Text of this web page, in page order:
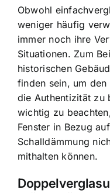
Obwohl
weniger häufig
immer noch ihre
Situationen. Zum
historischen
finden sein, um
die Authentizität zu
wichtig zu
Fenster in Bezug
Schalldämmung
mithalten können.